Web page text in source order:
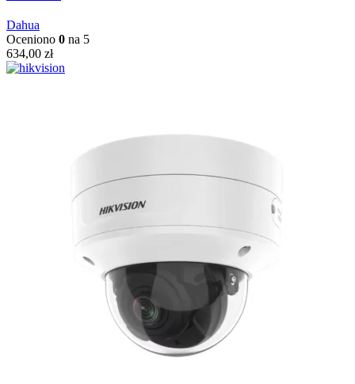
Dahua
Oceniono 0 na 5
634,00 zł